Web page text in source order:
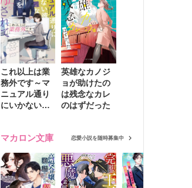
これ以上は業
務外です～マ
ニュアル通り
にいかない彼
英雄なカノジ
ョが助けたの
は残念なカレ
のはずだった
マカロン文庫 恋愛小説を随時募集中